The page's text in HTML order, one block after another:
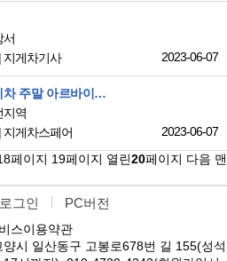
서
| 지게차기사 2023-06-07
부산전지역 / 지게차 주말 아르바이트 희망합니다
지역
| 지게차스페어
2023-06-07
페이지 19페이지 열린20페이지 다음 맨
로그인 PC버전
스이용약관
시 일산동구 고봉로678번 길 155(성석